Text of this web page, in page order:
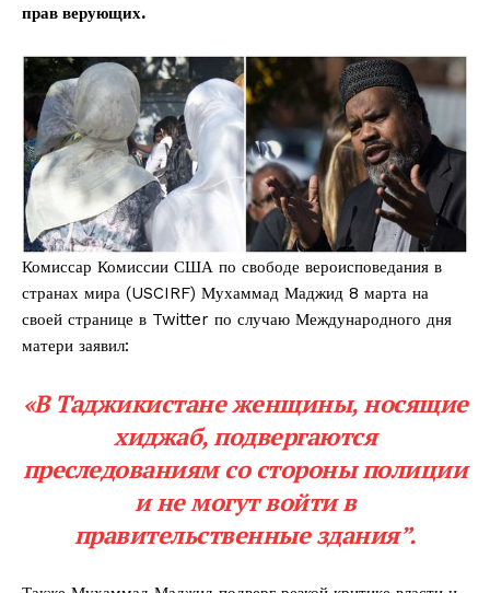
прав верующих.
Комиссар Комиссии США по свободе вероисповедания в
странах мира (USCIRF) Мухаммад Маджид 8 марта на
своей странице в Twitter по случаю Международного дня
матери заявил:
«В Таджикистане женщины, носящие
хиджаб, подвергаются
преследованиям со стороны полиции
и не могут войти в
правительственные здания”.